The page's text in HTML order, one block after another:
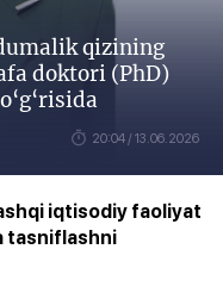
qizining
doktori (PhD)
20:04 / 13.06.2026
iqtisodiy faoliyat
tasniflashni